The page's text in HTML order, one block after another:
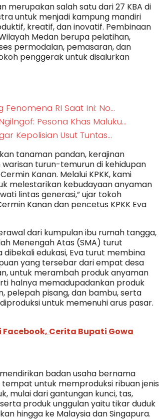
merupakan salah satu dari 27 KBA di
untuk menjadi kampung mandiri
kreatif, dan inovatif. Pembinaan
Medan berupa pelatihan,
permodalan, pemasaran, dan
penggerak untuk disalurkan
RI Saat Ini: No…
Pesona Khas Maluku…
Kepolisian Usut Tuntas…
tanaman pandan, kerajinan
turun-temurun di kehidupan
Kanan. Melalui KPKK, kami
melestarikan kebudayaan anyaman
lintas generasi,” ujar tokoh
Kanan dan pencetus KPKK Eva
dari kumpulan ibu rumah tangga,
Menengah Atas (SMA) turut
dibekali edukasi, Eva turut membina
yang tersebar dari empat desa
untuk merambah produk anyaman
halnya memadupadankan produk
pelepah pisang, dan bambu, serta
untuk memenuhi arus pasar.
Cerita Bupati Gowa
badan usaha bernama
tempat untuk memproduksi ribuan jenis
mulai dari gantungan kunci, tas,
produk unggulan yaitu tikar duduk
hingga ke Malaysia dan Singapura.